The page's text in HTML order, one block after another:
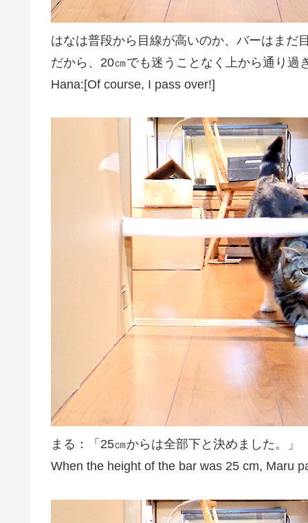
はなは普段から目線が高いのか、バーはまだ
だから、20㎝でも迷うことなく上から通り過
Hana:[Of course, I pass over!]
まる：「25㎝からは全部下と決めました。」
When the height of the bar was 25 cm, Maru